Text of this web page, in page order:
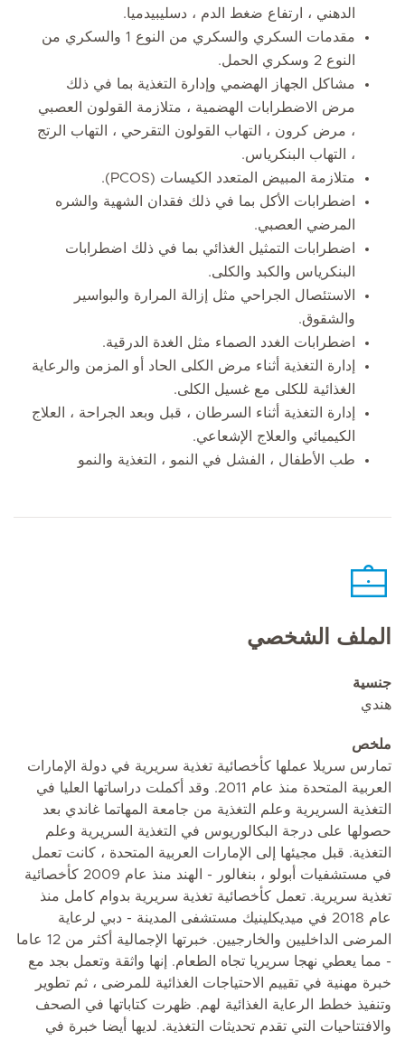
الدهني ، ارتفاع ضغط الدم ، دسليبيدميا.
مقدمات السكري والسكري من النوع 1 والسكري من
النوع 2 وسكري الحمل.
مشاكل الجهاز الهضمي وإدارة التغذية بما في ذلك
مرض الاضطرابات الهضمية ، متلازمة القولون العصبي
، مرض كرون ، التهاب القولون التقرحي ، التهاب الرتج
، التهاب البنكرياس.
متلازمة المبيض المتعدد الكيسات (PCOS).
اضطرابات الأكل بما في ذلك فقدان الشهية والشره
المرضي العصبي.
اضطرابات التمثيل الغذائي بما في ذلك اضطرابات
البنكرياس والكبد والكلى.
الاستئصال الجراحي مثل إزالة المرارة والبواسير
والشقوق.
اضطرابات الغدد الصماء مثل الغدة الدرقية.
إدارة التغذية أثناء مرض الكلى الحاد أو المزمن والرعاية
الغذائية للكلى مع غسيل الكلى.
إدارة التغذية أثناء السرطان ، قبل وبعد الجراحة ، العلاج
الكيميائي والعلاج الإشعاعي.
طب الأطفال ، الفشل في النمو ، التغذية والنمو
الملف الشخصي
جنسية
هندي
ملخص
تمارس سريلا عملها كأخصائية تغذية سريرية في دولة الإمارات
العربية المتحدة منذ عام 2011. وقد أكملت دراساتها العليا في
التغذية السريرية وعلم التغذية من جامعة المهاتما غاندي بعد
حصولها على درجة البكالوريوس في التغذية السريرية وعلم
التغذية. قبل مجيئها إلى الإمارات العربية المتحدة ، كانت تعمل
في مستشفيات أبولو ، بنغالور - الهند منذ عام 2009 كأخصائية
تغذية سريرية. تعمل كأخصائية تغذية سريرية بدوام كامل منذ
عام 2018 في ميديكلينيك مستشفى المدينة - دبي لرعاية
المرضى الداخليين والخارجيين. خبرتها الإجمالية أكثر من 12 عاما
- مما يعطي نهجا سريريا تجاه الطعام. إنها واثقة وتعمل بجد مع
خبرة مهنية في تقييم الاحتياجات الغذائية للمرضى ، ثم تطوير
وتنفيذ خطط الرعاية الغذائية لهم. ظهرت كتاباتها في الصحف
والافتتاحيات التي تقدم تحديثات التغذية. لديها أيضا خبرة في